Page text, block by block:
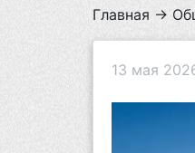
Главная →
13 мая